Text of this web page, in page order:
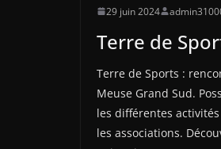
29 juin 2024
Terre de
Terre de Sports :
Meuse Grand Sud.
les différentes
les associations.